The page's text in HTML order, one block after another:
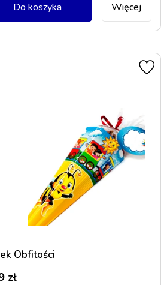
Więcej
Do koszyka
Obfitości
zł